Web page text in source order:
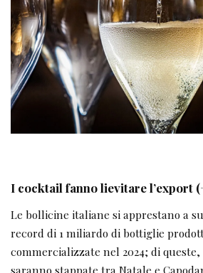
I cocktail fanno lievitare l’export
Le bollicine italiane si apprestano a
record di 1 miliardo di bottiglie
commercializzate nel 2024; di queste,
saranno stappate tra Natale e